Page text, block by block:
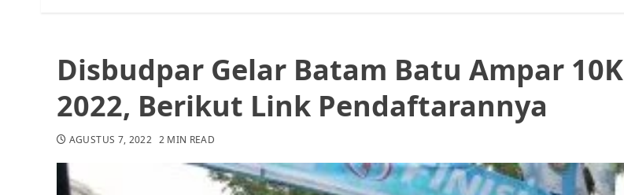
Disbudpar Gelar Batam Batu Ampar 10K
2022, Berikut Link Pendaftarannya
AGUSTUS 7, 2022 2 MIN READ